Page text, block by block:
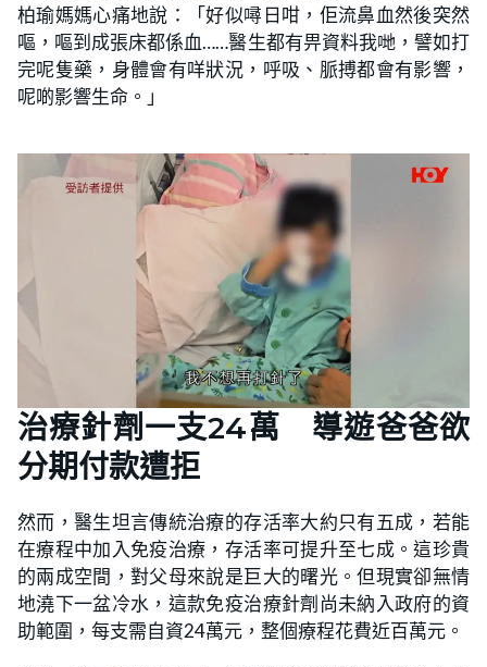
柏瑜媽媽心痛地說：「好似噚日咁，佢流鼻血然後突然
嘔，嘔到成張床都係血……醫生都有畀資料我哋，譬如打
完呢隻藥，身體會有咩狀況，呼吸、脈搏都會有影響，
呢啲影響生命。」
治療針劑一支24萬 導遊爸爸欲
分期付款遭拒
然而，醫生坦言傳統治療的存活率大約只有五成，若能
在療程中加入免疫治療，存活率可提升至七成。這珍貴
的兩成空間，對父母來說是巨大的曙光。但現實卻無情
地澆下一盆冷水，這款免疫治療針劑尚未納入政府的資
助範圍，每支需自資24萬元，整個療程花費近百萬元。